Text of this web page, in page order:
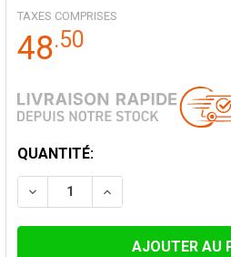
TAXES COMPRISES
48.50
STOCK
ACTUEL:
QUANTITÉ:
DIMINUER LA QUANTITÉ DE
AUGMENTER LA